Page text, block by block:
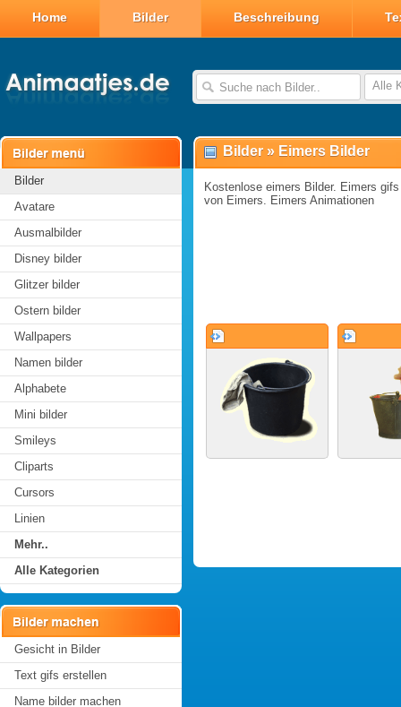
Home Bilder Beschreibung
Alle
Bilder
Avatare
Ausmalbilder
Disney bilder
Glitzer bilder
Ostern bilder
Wallpapers
Namen bilder
Alphabete
Mini bilder
Smileys
Cliparts
Cursors
Linien
Mehr..
Alle Kategorien
Gesicht in Bilder
Text gifs erstellen
Name bilder machen
Bilder » Eimers Bilder
Kostenlose eimers Bilder. Eimers
von Eimers. Eimers Animationen